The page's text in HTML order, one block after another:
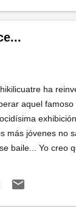
ha
aquel
más jóvenes no
baile... Yo creo
más...